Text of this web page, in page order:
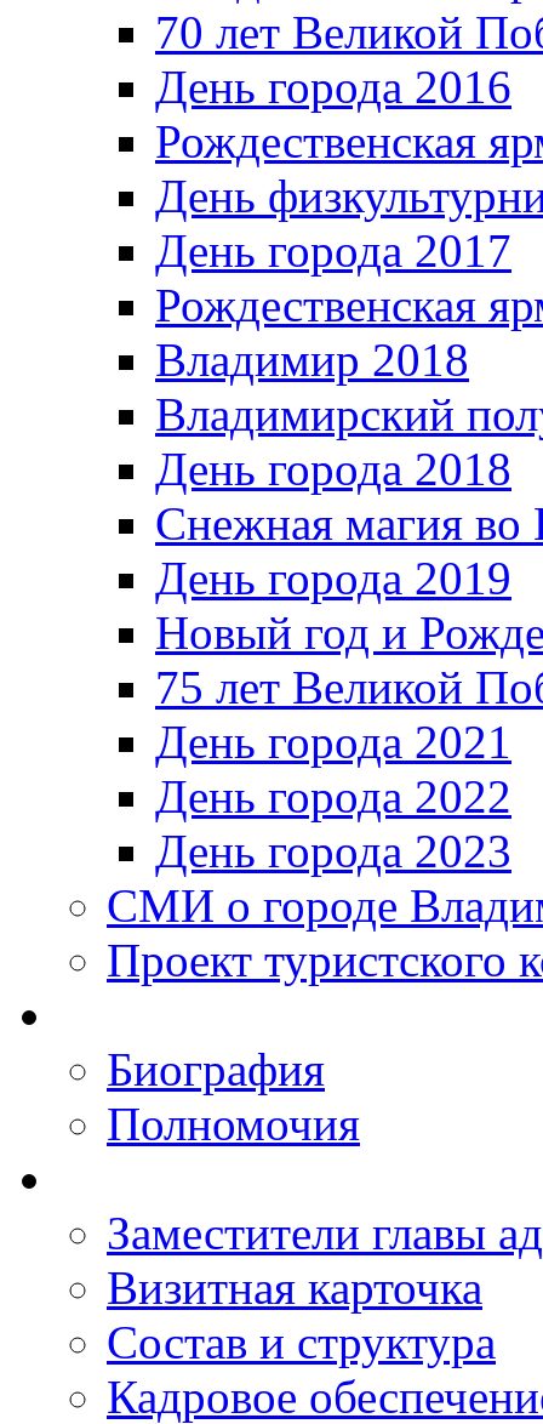
70 лет Великой
День города 2016
Рождественская
День
День города 2017
Рождественская
Владимир 2018
Владимирский
День города 2018
Снежная магия во
День города 2019
Новый год и
75 лет Великой
День города 2021
День города 2022
День города 2023
СМИ о городе
Проект туристского
Биография
Полномочия
Заместители главы
Визитная карточка
Состав и структура
Кадровое